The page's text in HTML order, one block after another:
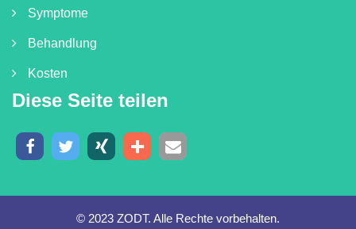
Symptome
Behandlung
Kosten
Diese Seite teilen
© 2023 ZODT. Alle Rechte vorbehalten.